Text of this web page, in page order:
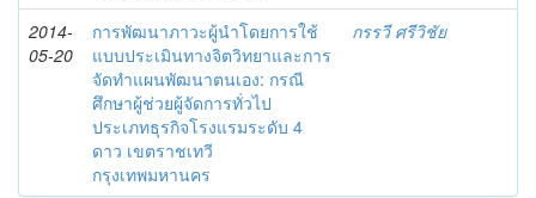
2014-
05-20
การพัฒนาภาวะผู้นำโดยการใช้
แบบประเมินทางจิตวิทยาและการ
จัดทำแผนพัฒนาตนเอง: กรณี
ศึกษาผู้ช่วยผู้จัดการทั่วไป
ประเภทธุรกิจโรงแรมระดับ 4
ดาว เขตราชเทวี
กรุงเทพมหานคร
กรรวี ศรีวิชัย